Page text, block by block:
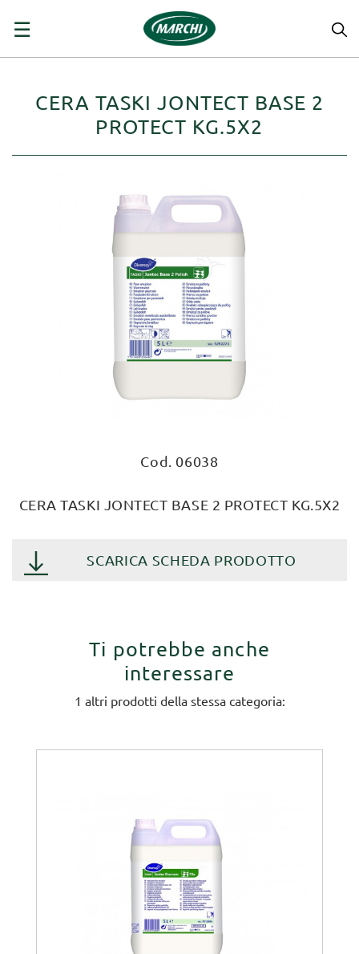
navigazione
☰
CERA TASKI JONTECT BASE 2
PROTECT KG.5X2
Cod. 06038
CERA TASKI JONTECT BASE 2 PROTECT KG.5X2
SCARICA SCHEDA PRODOTTO
Ti potrebbe anche
interessare
1 altri prodotti della stessa categoria: